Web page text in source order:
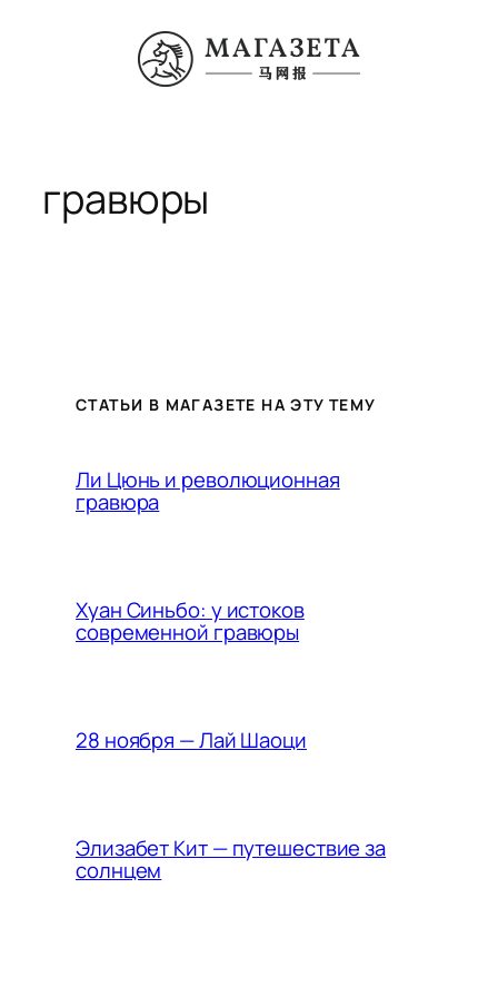
содержимому
гравюры
СТАТЬИ В МАГАЗЕТЕ НА ЭТУ ТЕМУ
Ли Цюнь и революционная
гравюра
Хуан Синьбо: у истоков
современной гравюры
28 ноября — Лай Шаоци
Элизабет Кит — путешествие за
солнцем